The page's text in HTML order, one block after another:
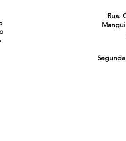
Rua.
Segunda